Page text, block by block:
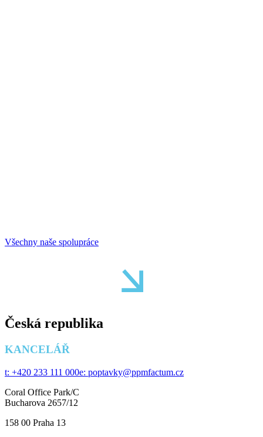
Všechny naše spolupráce
Česká republika
KANCELÁŘ
t: +420 233 111 000e: poptavky@ppmfactum.cz
Coral Office Park/C
Bucharova 2657/12
158 00 Praha 13